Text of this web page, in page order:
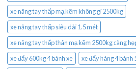
xe nâng tay thấp mạ kẽm không gỉ 2500kg
xe nâng tay thấp siêu dài 1.5 mét
xe nâng tay thấp thân mạ kẽm 2500kg càng
xe đẩy 600kg 4 bánh xe
xe đẩy hàng 4 bánh